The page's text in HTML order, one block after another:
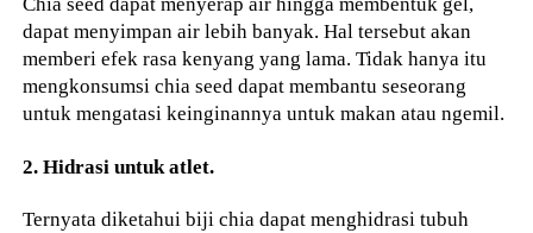
dapat menyimpan air lebih banyak. Hal tersebut akan
memberi efek rasa kenyang yang lama. Tidak hanya itu
mengkonsumsi chia seed dapat membantu seseorang
untuk mengatasi keinginannya untuk makan atau ngemil.
2. Hidrasi untuk atlet.
Ternyata diketahui biji chia dapat menghidrasi tubuh